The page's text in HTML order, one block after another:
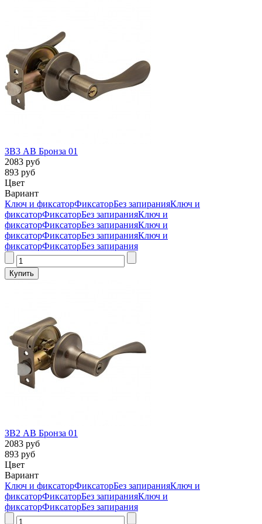
ЗВ3 AB Бронза 01
2083 руб
893 руб
Цвет
Вариант
Ключ и фиксаторФиксаторБез запиранияКлюч и
фиксаторФиксаторБез запиранияКлюч и
фиксаторФиксаторБез запиранияКлюч и
фиксаторФиксаторБез запиранияКлюч и
фиксаторФиксаторБез запирания
ЗВ2 AB Бронза 01
2083 руб
893 руб
Цвет
Вариант
Ключ и фиксаторФиксаторБез запиранияКлюч и
фиксаторФиксаторБез запиранияКлюч и
фиксаторФиксаторБез запирания